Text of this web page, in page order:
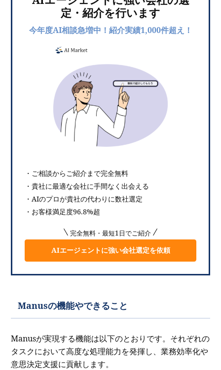
定・紹介を行います
今年度AI相談急増中！紹介実績1,000件超え！
・ご相談からご紹介まで完全無料
・貴社に最適な会社に手間なく出会える
・AIのプロが貴社の代わりに数社選定
・お客様満足度96.8%超
完全無料・最短1日でご紹介
AIエージェントに強い会社選定を依頼
Manusの機能やできること
Manusが実現する機能は以下のとおりです。それぞれの
タスクにおいて高度な処理能力を発揮し、業務効率化や
意思決定支援に貢献します。